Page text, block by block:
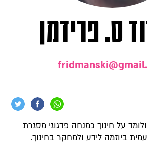
על חינוך כמנחה פדגוגי מסגרת
ביוזמה לידע ולמחקר בחינוך.
ס. פרידמן